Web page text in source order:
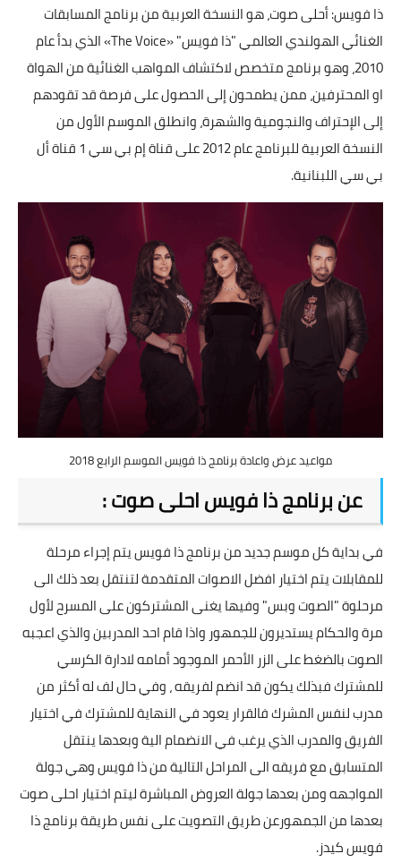
ذا فويس: أحلى صوت، هو النسخة العربية من برنامج المسابقات
الغنائي الهولندي العالمي "ذا فويس" «The Voice» الذي بدأ عام
2010، وهو برنامج متخصص لاكتشاف المواهب الغنائية من الهواة
او المحترفين، ممن يطمحون إلى الحصول على فرصة قد تقودهم
إلى الإحتراف والنجومية والشهرة، وانطلق الموسم الأول من
النسخة العربية للبرنامج عام 2012 على قناة إم بي سي 1 قناة أل
بي سي اللبنانية.
مواعيد عرض واعادة برنامج ذا فويس الموسم الرابع 2018
عن برنامج ذا فويس احلى صوت :
في بداية كل موسم جديد من برنامج ذا فويس يتم إجراء مرحلة
للمقابلات يتم اختيار افضل الاصوات المتقدمة لتنتقل بعد ذلك الى
مرحلوة "الصوت وبس" وفيها يغنى المشتركون على المسرح لأول
مرة والحكام يستديرون للجمهور واذا قام احد المدربين والذي اعجبه
الصوت بالضغط على الزر الأحمر الموجود أمامه لادارة الكرسي
للمشترك فبذلك يكون قد انضم لفريقه ، وفي حال لف له أكثر من
مدرب لنفس المشرك فالقرار يعود في النهاية للمشترك في اختيار
الفريق والمدرب الذي يرغب في الانضمام الية وبعدها ينتقل
المتسابق مع فريقه الى المراحل التالية من ذا فويس وهي جولة
المواجهه ومن بعدها جولة العروض المباشرة ليتم اختيار احلى صوت
بعدها من الجمهورعن طريق التصويت على نفس طريقة برنامجذا
فويس كيدز.